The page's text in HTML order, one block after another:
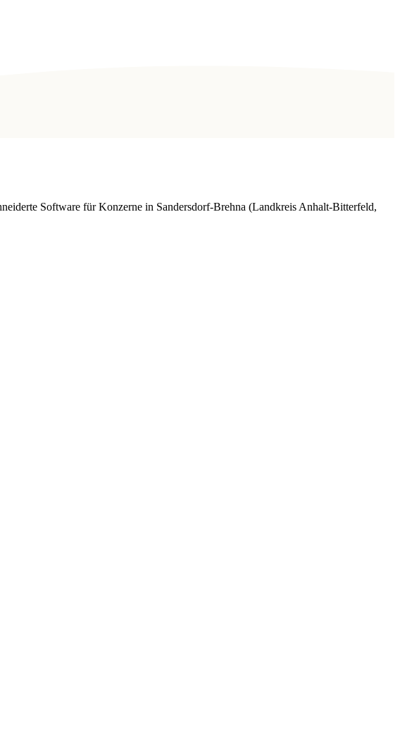
Software für Konzerne in Sandersdorf-Brehna (Landkreis Anhalt-Bitterfeld,